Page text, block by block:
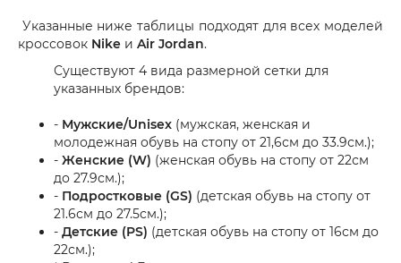
Указанные ниже таблицы подходят для всех моделей
кроссовок Nike и Air Jordan.
Существуют 4 вида размерной сетки для
указанных брендов:
- Мужские/Unisex (мужская, женская и
молодежная обувь на стопу от 21,6см до 33.9см.);
- Женские (W) (женская обувь на стопу от 22см
до 27.9см.);
- Подростковые (GS) (детская обувь на стопу от
21.6см до 27.5см.);
- Детские (PS) (детская обувь на стопу от 16см до
22см.);